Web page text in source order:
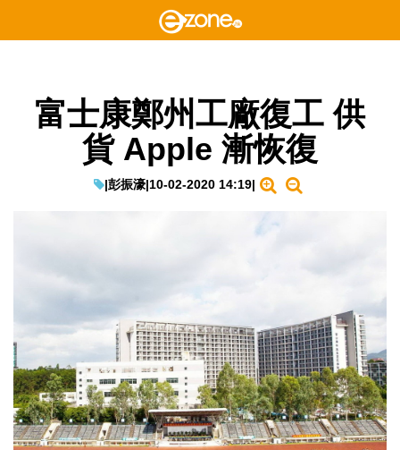
富士康鄭州工廠復工 供
貨 Apple 漸恢復
|彭振濠|10-02-2020 14:19|